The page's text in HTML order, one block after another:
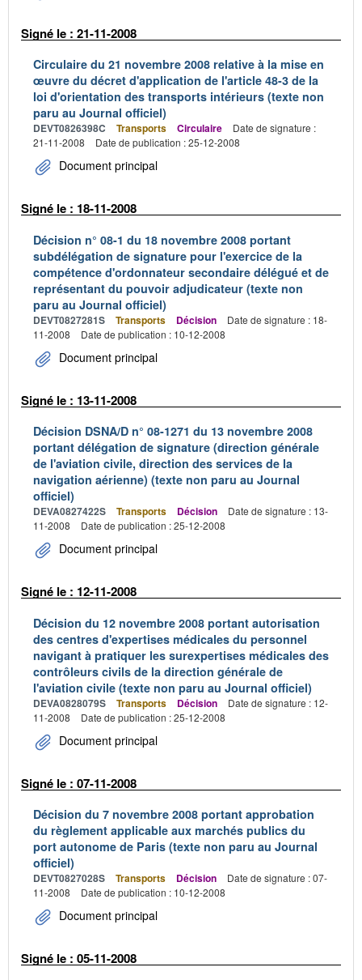
Signé le : 21-11-2008
Circulaire du 21 novembre 2008 relative à la mise en
œuvre du décret d'application de l'article 48-3 de la
loi d'orientation des transports intérieurs (texte non
paru au Journal officiel)
DEVT0826398C Transports Circulaire
Date de signature :
21-11-2008
Date de publication : 25-12-2008
Document principal
Signé le : 18-11-2008
Décision n° 08-1 du 18 novembre 2008 portant
subdélégation de signature pour l'exercice de la
compétence d'ordonnateur secondaire délégué et de
représentant du pouvoir adjudicateur (texte non
paru au Journal officiel)
DEVT0827281S Transports Décision
Date de signature : 18-
11-2008
Date de publication : 10-12-2008
Document principal
Signé le : 13-11-2008
Décision DSNA/D n° 08-1271 du 13 novembre 2008
portant délégation de signature (direction générale
de l'aviation civile, direction des services de la
navigation aérienne) (texte non paru au Journal
officiel)
DEVA0827422S Transports Décision
Date de signature : 13-
11-2008
Date de publication : 25-12-2008
Document principal
Signé le : 12-11-2008
Décision du 12 novembre 2008 portant autorisation
des centres d'expertises médicales du personnel
navigant à pratiquer les surexpertises médicales des
contrôleurs civils de la direction générale de
l'aviation civile (texte non paru au Journal officiel)
DEVA0828079S Transports Décision
Date de signature : 12-
11-2008
Date de publication : 25-12-2008
Document principal
Signé le : 07-11-2008
Décision du 7 novembre 2008 portant approbation
du règlement applicable aux marchés publics du
port autonome de Paris (texte non paru au Journal
officiel)
DEVT0827028S Transports Décision
Date de signature : 07-
11-2008
Date de publication : 10-12-2008
Document principal
Signé le : 05-11-2008